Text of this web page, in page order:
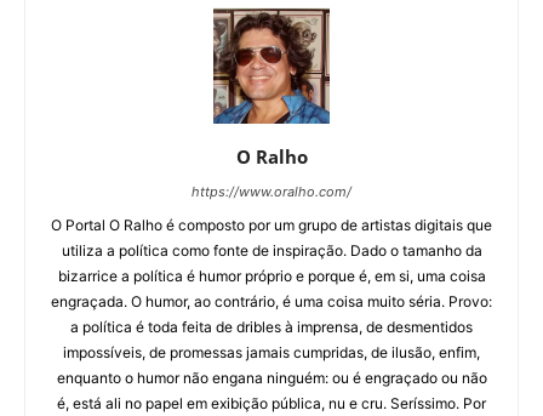
O Ralho
https://www.oralho.com/
O Portal O Ralho é composto por um grupo de artistas digitais que
utiliza a política como fonte de inspiração. Dado o tamanho da
bizarrice a política é humor próprio e porque é, em si, uma coisa
engraçada. O humor, ao contrário, é uma coisa muito séria. Provo:
a política é toda feita de dribles à imprensa, de desmentidos
impossíveis, de promessas jamais cumpridas, de ilusão, enfim,
enquanto o humor não engana ninguém: ou é engraçado ou não
é, está ali no papel em exibição pública, nu e cru. Seríssimo. Por